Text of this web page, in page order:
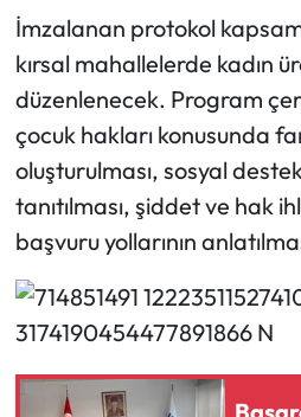
İmzalanan protokol
kırsal mahallelerde kadın
düzenlenecek. Program
çocuk hakları konusunda
oluşturulması, sosyal
tanıtılması, şiddet ve hak
başvuru yollarının
Osmancık Haberleri
Otomotiv
Resmi İlan
Resmi Reklam
Sağlık
Siyaset
Spor